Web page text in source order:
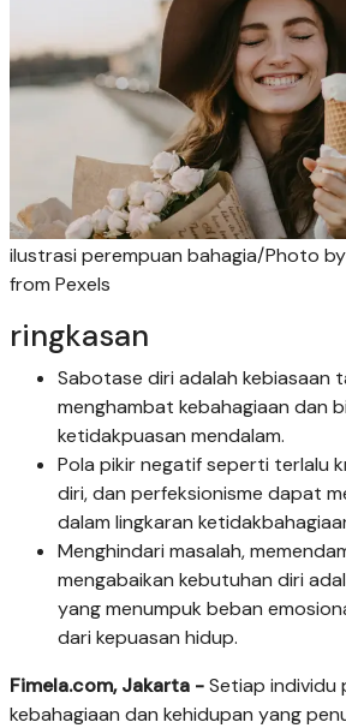
ilustrasi perempuan bahagia/Photo
from Pexels
ringkasan
Sabotase diri adalah kebiasaan
menghambat kebahagiaan dan
ketidakpuasan mendalam.
Pola pikir negatif seperti terlalu
diri, dan perfeksionisme dapat
dalam lingkaran
Menghindari masalah,
mengabaikan kebutuhan diri
yang menumpuk beban
dari kepuasan hidup.
Fimela.com, Jakarta -Setiap individu
kebahagiaan dan kehidupan yang